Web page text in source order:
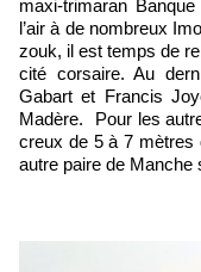
maxi-trimaran
l’air à de nombreux
zouk, il est temps de
cité corsaire. Au
Gabart et Francis
Madère. Pour les
creux de 5 à 7 mètres
autre paire de Manche